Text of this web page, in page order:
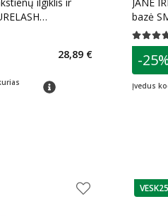
9
klubo narių nuolaida:
patarimas
28,89 €
bazė
Vidutinis
-
Įvedus
VESK25